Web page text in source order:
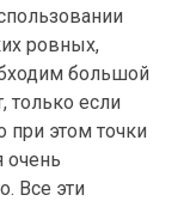
ровных,
большой
только если
при этом точки
очень
Все эти